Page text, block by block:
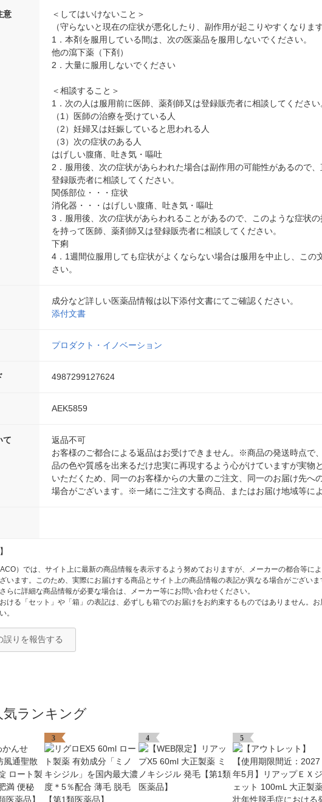
意
＜してはいけないこと＞
（守らないと現在の症状が悪化したり、副作用が起こりやすくなります
1．本剤を服用している間は、次の医薬品を服用しないでください。
他の瀉下薬（下剤）
2．大量に服用しないでください
＜相談すること＞
1．次の人は服用前に医師、薬剤師又は登録販売者に相談してください
（1）医師の治療を受けている人
（2）妊婦又は妊娠していると思われる人
（3）次の症状のある人
はげしい腹痛、吐き気・嘔吐
2．服用後、次の症状があらわれた場合は副作用の可能性があるので
登録販売者に相談してください。
関係部位・・・症状
消化器・・・はげしい腹痛、吐き気・嘔吐
3．服用後、次の症状があらわれることがあるので、このような症状
を持って医師、薬剤師又は登録販売者に相談してください。
下痢
4．1週間位服用しても症状がよくならない場合は服用を中止し、こ
さい。
成分など詳しい医薬品情報は以下添付文書にてご確認ください。
添付文書
プロダクト・イノベーション
4987299127624
AEK5859
て
返品不可
お客様のご都合による返品はお受けできません。※商品の発送時点
品の色や質感を出来るだけ忠実に再現するよう心がけていますが実
いただくため、同一のお客様からの大量のご注文、同一のお届け先へ
場合がございます。※一緒にご注文する商品、またはお届け地域等に
）では、サイト上に最新の商品情報を表示するよう努めておりますが、メーカーの都合等に
います。このため、実際にお届けする商品とサイト上の商品情報の表記が異なる場合がござい
らに詳細な商品情報が必要な場合は、メーカー等にお問い合わせください。
ける「セット」や「箱」の表記は、必ずしも箱でのお届けをお約束するものではありません。
。
誤りを報告する
気ランキング
3 4 5